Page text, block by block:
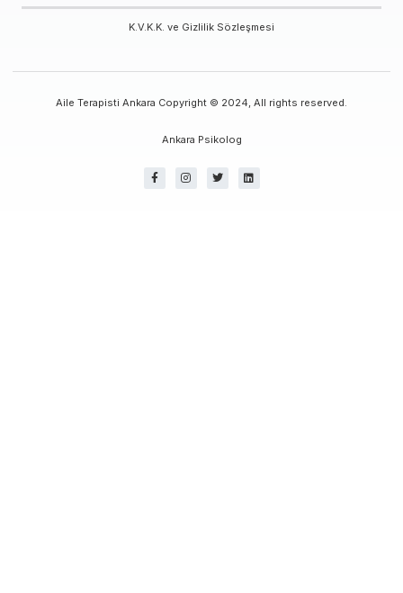
K.V.K.K. ve Gizlilik Sözleşmesi
Aile Terapisti Ankara Copyright © 2024, All rights reserved.
Ankara Psikolog